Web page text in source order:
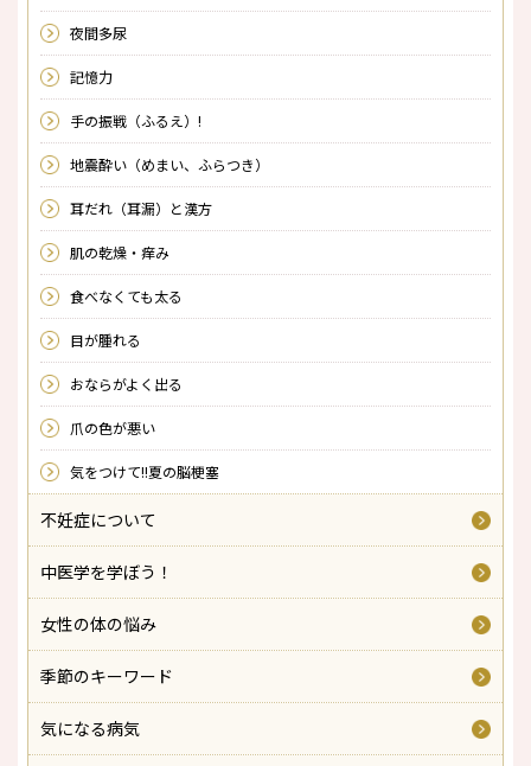
夜間多尿
記憶力
手の振戦（ふるえ）!
地震酔い（めまい、ふらつき）
耳だれ（耳漏）と漢方
肌の乾燥・痒み
食べなくても太る
目が腫れる
おならがよく出る
爪の色が悪い
気をつけて!!夏の脳梗塞
不妊症について
中医学を学ぼう！
女性の体の悩み
季節のキーワード
気になる病気